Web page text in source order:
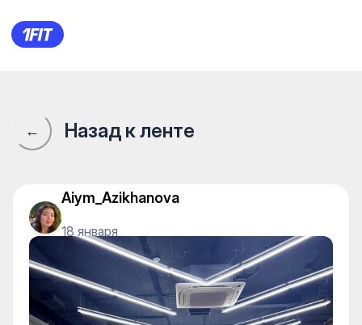
Iron Club на Нажимеденова
← Назад к ленте
Aiym_Azikhanova
18 января